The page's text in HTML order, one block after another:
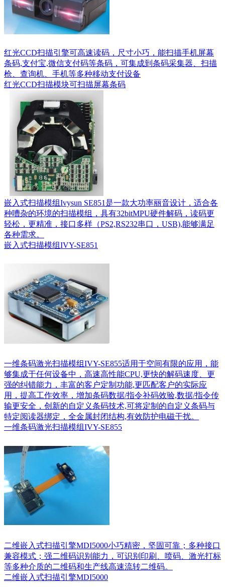
红光CCD扫描引擎可高速读码，尺寸小巧，能扫描手机屏幕
条码,支付宝,微信支付码等条码，可集成到条码采集器、扫描
枪、查询机、手机等多种移动支付设备
红光CCD扫描模块可扫描屏幕条码
嵌入式扫描模组Ivysun SE851是一款大功率丽音设计，适合各
种嘈杂的环境的扫描模组，具有32bitMPU硬件解码，读码更
轻松，更精准，接口多样（PS2,RS232串口，USB),能够满足
各种需求。
嵌入式扫描模组IVY-SE851
一维条码激光扫描模组IVY-SE855适用于空间有限的应用，能
够集成于任何设备中，高速高性能CPU,更快的解码速度、更
强的纠错能力，丰富的客户定制功能,更匹配客户的实际应
用，提高工作效率，增加条码数据/指令补码效验,数据/指令传
输更安全，创新的自定义条码技术,可将定制的自定义条码与
特定阅读器绑定，全金属封闭结构,有效防护电磁干扰。
一维条码激光扫描模组IVY-SE855
二维嵌入式扫描引擎MDI5000小巧精密，坚固可靠；多种接口
兼容模式；强二维码识别能力，可识别印刷、喷码、激光打标
等多种介质的二维码和生产线高速流转二维码。
二维嵌入式扫描引擎MDI5000